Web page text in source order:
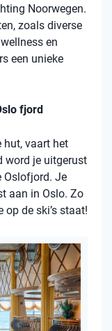
Noorwegen.
zoals diverse
en
een unieke
fjord
hut, vaart het
word je uitgerust
Oslofjord. Je
aan in Oslo. Zo
de ski’s staat!